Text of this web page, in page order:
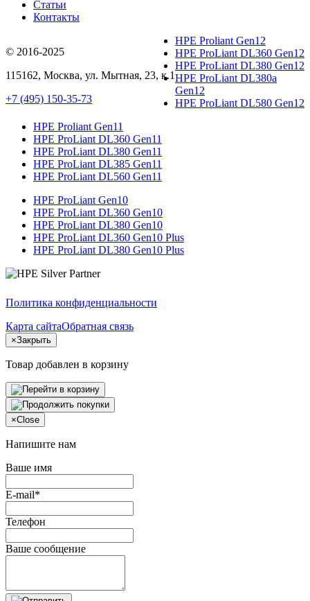
Статьи
Контакты
© 2016-2025
115162, Москва, ул. Мытная, 23, к.1
+7 (495) 150-35-73
HPE Proliant Gen12
HPE ProLiant DL360 Gen12
HPE ProLiant DL380 Gen12
HPE ProLiant DL380a
Gen12
HPE ProLiant DL580 Gen12
HPE Proliant Gen11
HPE ProLiant DL360 Gen11
HPE ProLiant DL380 Gen11
HPE ProLiant DL385 Gen11
HPE ProLiant DL560 Gen11
HPE ProLiant Gen10
HPE ProLiant DL360 Gen10
HPE ProLiant DL380 Gen10
HPE ProLiant DL360 Gen10 Plus
HPE ProLiant DL380 Gen10 Plus
Политика конфиденциальности
Карта сайтаОбратная связь
×Закрыть
Товар добавлен в корзину
×Close
Напишите нам
Ваше имя
E-mail*
Телефон
Ваше сообщение